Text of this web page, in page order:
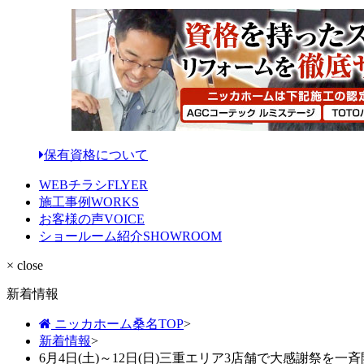
保有資格について
WEBチラシFLYER
施工事例WORKS
お客様の声VOICE
ショールーム紹介SHOWROOM
× close
新着情報
ニッカホーム桑名TOP>
新着情報>
6月4日(土)～12日(日)三重エリア3店舗で大感謝祭を一